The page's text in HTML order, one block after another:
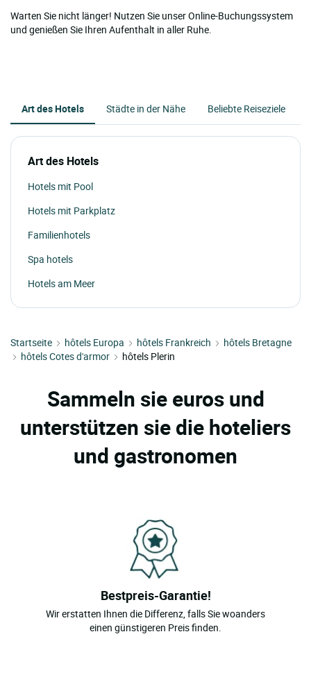
Warten Sie nicht länger! Nutzen Sie unser Online-Buchungssystem
und genießen Sie Ihren Aufenthalt in aller Ruhe.
Art des Hotels Städte in der Nähe Beliebte Reiseziele
Art des Hotels
Hotels mit Pool
Hotels mit Parkplatz
Familienhotels
Spa hotels
Hotels am Meer
Startseite hôtels Europa hôtels Frankreich
hôtels Bretagne
hôtels Cotes d'armor
hôtels Plerin
Sammeln sie euros und
unterstützen sie die hoteliers
und gastronomen
Bestpreis-Garantie!
Wir erstatten Ihnen die Differenz, falls Sie woanders
einen günstigeren Preis finden.